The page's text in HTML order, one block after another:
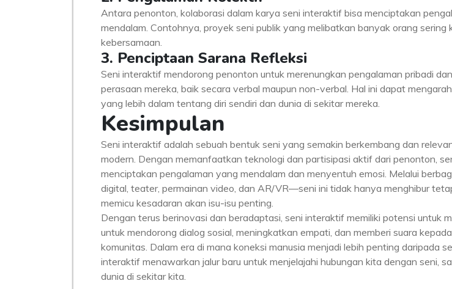
Antara penonton, kolaborasi dalam karya seni interaktif bisa menciptakan
mendalam. Contohnya, proyek seni publik yang melibatkan banyak orang sering
kebersamaan.
3. Penciptaan Sarana Refleksi
Seni interaktif mendorong penonton untuk merenungkan pengalaman pribadi
perasaan mereka, baik secara verbal maupun non-verbal. Hal ini dapat
yang lebih dalam tentang diri sendiri dan dunia di sekitar mereka.
Kesimpulan
Seni interaktif adalah sebuah bentuk seni yang semakin berkembang dan
modern. Dengan memanfaatkan teknologi dan partisipasi aktif dari penonton,
menciptakan pengalaman yang mendalam dan menyentuh emosi. Melalui
digital, teater, permainan video, dan AR/VR—seni ini tidak hanya menghibur
memicu kesadaran akan isu-isu penting.
Dengan terus berinovasi dan beradaptasi, seni interaktif memiliki potensi untuk
untuk mendorong dialog sosial, meningkatkan empati, dan memberi suara
komunitas. Dalam era di mana koneksi manusia menjadi lebih penting daripada
interaktif menawarkan jalur baru untuk menjelajahi hubungan kita dengan seni,
dunia di sekitar kita.